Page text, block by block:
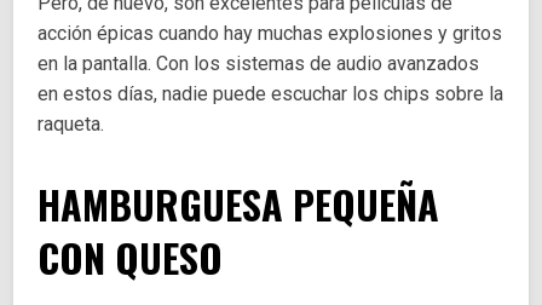
acción épicas cuando hay muchas explosiones y gritos
en la pantalla. Con los sistemas de audio avanzados
en estos días, nadie puede escuchar los chips sobre la
raqueta.
HAMBURGUESA PEQUEÑA
CON QUESO